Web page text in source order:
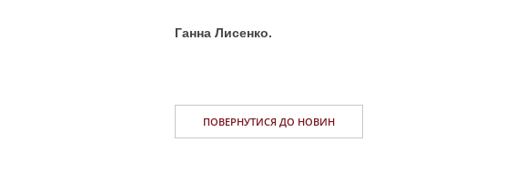
Ганна Лисенко.
ПОВЕРНУТИСЯ ДО НОВИН